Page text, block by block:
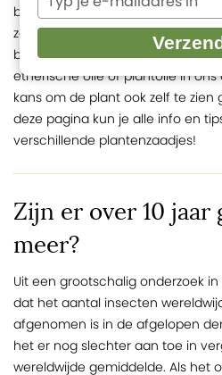
bestelling bijenzaadjes cadeau:
zonnebloem, calendula, kamille,
borage. Van deze zes
etherische olie of plantolie in ons
kans om de plant ook zelf te zien
deze pagina kun je alle info en
verschillende plantenzaadjes!
Zijn er over 10 jaar
meer?
Uit een grootschalig onderzoek
dat het aantal insecten
afgenomen is in de afgelopen
het er nog slechter aan toe in
wereldwijde gemiddelde. Als het
je
e-
mailadres